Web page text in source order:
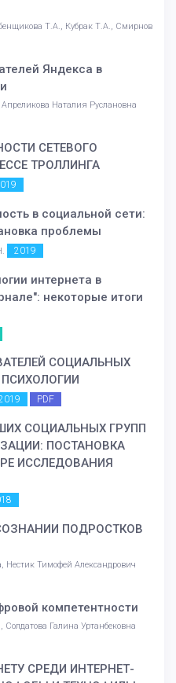
Т.А., Кубрак Т.А., Смирнов
Яндекса в
Наталия Руслановна
СЕТЕВОГО
ТРОЛЛИНГА
в социальной сети:
проблемы
2019
интернета в
некоторые итоги
СОЦИАЛЬНЫХ
PDF
СОЦИАЛЬНЫХ ГРУПП
ПОСТАНОВКА
ИССЛЕДОВАНИЯ
ПОДРОСТКОВ
Нестик Тимофей Александрович
компетентности
Галина Уртанбековна
СРЕДИ ИНТЕРНЕТ-